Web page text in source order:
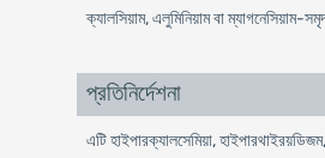
ক্যালসিয়াম, এলুমিনিয়াম বা ম্যাগনেসিয়াম-
প্রতিনির্দেশনা
এটি হাইপারক্যালসেমিয়া,